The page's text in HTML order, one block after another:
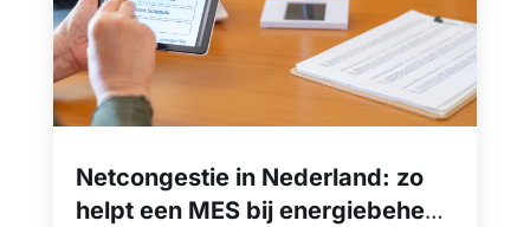
Netcongestie in Nederland: zo
helpt een MES bij energiebeheer